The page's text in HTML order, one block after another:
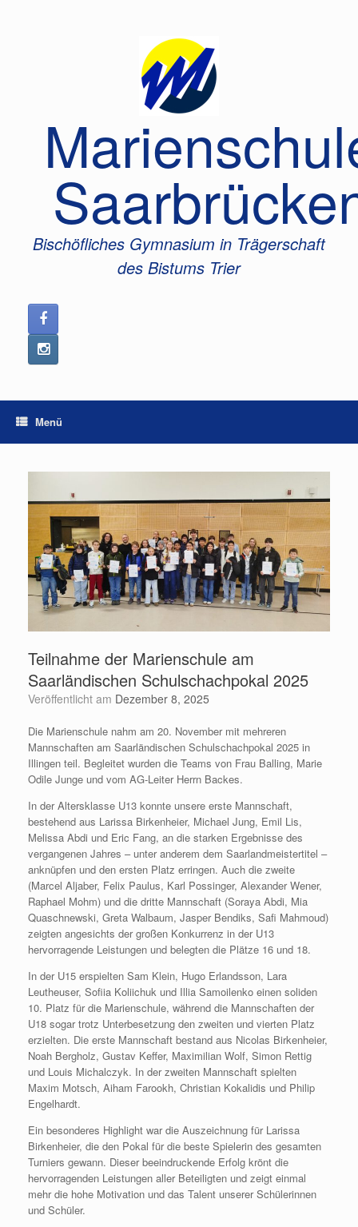
Bischöfliches Gymnasium in Trägerschaft
des Bistums Trier
Menü
Teilnahme der Marienschule am
Saarländischen Schulschachpokal 2025
Veröffentlicht am Dezember 8, 2025
Die Marienschule nahm am 20. November mit mehreren
Mannschaften am Saarländischen Schulschachpokal 2025 in
Illingen teil. Begleitet wurden die Teams von Frau Balling, Marie
Odile Junge und vom AG‑Leiter Herrn Backes.
In der Altersklasse U13 konnte unsere erste Mannschaft,
bestehend aus Larissa Birkenheier, Michael Jung, Emil Lis,
Melissa Abdi und Eric Fang, an die starken Ergebnisse des
vergangenen Jahres – unter anderem dem Saarlandmeistertitel –
anknüpfen und den ersten Platz erringen. Auch die zweite
(Marcel Aljaber, Felix Paulus, Karl Possinger, Alexander Wener,
Raphael Mohm) und die dritte Mannschaft (Soraya Abdi, Mia
Quaschnewski, Greta Walbaum, Jasper Bendiks, Safi Mahmoud)
zeigten angesichts der großen Konkurrenz in der U13
hervorragende Leistungen und belegten die Plätze 16 und 18.
In der U15 erspielten Sam Klein, Hugo Erlandsson, Lara
Leutheuser, Sofiia Koliichuk und Illia Samoilenko einen soliden
10. Platz für die Marienschule, während die Mannschaften der
U18 sogar trotz Unterbesetzung den zweiten und vierten Platz
erzielten. Die erste Mannschaft bestand aus Nicolas Birkenheier,
Noah Bergholz, Gustav Keffer, Maximilian Wolf, Simon Rettig
und Louis Michalczyk. In der zweiten Mannschaft spielten
Maxim Motsch, Aiham Farookh, Christian Kokalidis und Philip
Engelhardt.
Ein besonderes Highlight war die Auszeichnung für Larissa
Birkenheier, die den Pokal für die beste Spielerin des gesamten
Turniers gewann. Dieser beeindruckende Erfolg krönt die
hervorragenden Leistungen aller Beteiligten und zeigt einmal
mehr die hohe Motivation und das Talent unserer Schülerinnen
und Schüler.